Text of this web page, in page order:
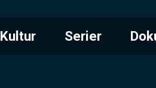
Kultur Serier